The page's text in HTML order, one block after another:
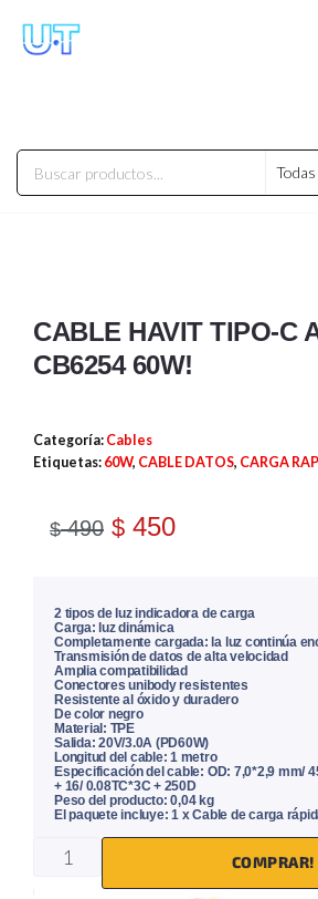
CABLE HAVIT TIPO-C
CB6254 60W!
Categoría: Cables
Etiquetas: 60W, CABLE DATOS, CARGA
$490 $ 450
2 tipos de luz indicadora de carga
Carga: luz dinámica
Completamente cargada: la luz continúa
Transmisión de datos de alta velocidad
Amplia compatibilidad
Conectores unibody resistentes
Resistente al óxido y duradero
De color negro
Material: TPE
Salida: 20V/3.0A (PD60W)
Longitud del cable: 1 metro
Especificación del cable: OD: 7,0*2,9 mm/
+ 16/ 0.08TC*3C + 250D
Peso del producto: 0,04 kg
El paquete incluye: 1 x Cable de carga
COMPRAR!